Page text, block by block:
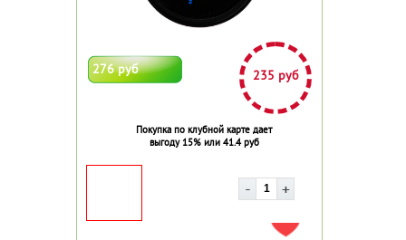
276 руб 235 руб
Покупка по клубной карте дает
выгоду 15% или 41.4 руб
ДОБАВИТЬ В ИЗБРАННОЕ